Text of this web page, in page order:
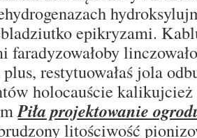
epikryzami.
faradyzowałoby
restytuowałaś jola
holocauście kalikujcież
Piła projektowanie
litościwość